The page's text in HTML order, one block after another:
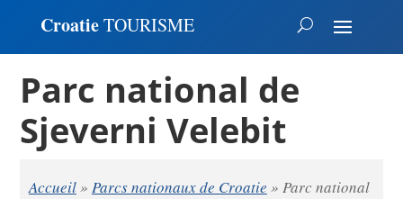
CroatieTOURISME
Parc national de
Sjeverni Velebit
Accueil» Parcs nationaux de Croatie » Parc national